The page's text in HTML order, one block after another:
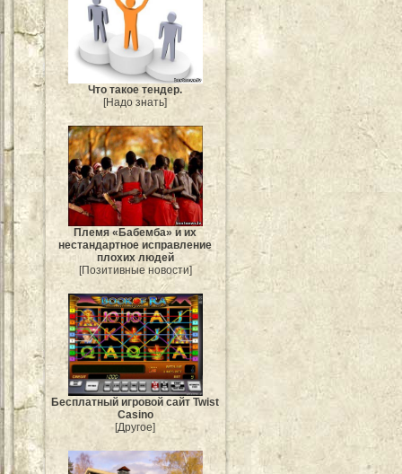
Что такое тендер.
[Надо знать]
Племя «Бабемба» и их
нестандартное исправление
плохих людей
[Позитивные новости]
Бесплатный игровой сайт Twist
Casino
[Другое]